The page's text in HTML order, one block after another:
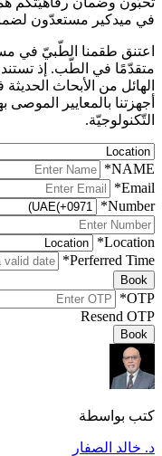
في ميدكير مستعدّون
اعتنق طقمنا الطّبيّ في
متقدّمًا في الطّب. إذ تستند
الهائل من الأبحاث
أجهزتنا بالمعايير الموصى
التّكنولوجيّة.
NAME
*
Email
*
Number
*
Location
*
Perferred Time
*
Book
OTP
*
Resend OTP
Book
كتب بواسطة
د. خالد الصفار